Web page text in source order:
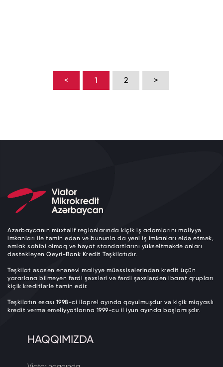
< 1 2 >
Azərbaycanın müxtəlif regionlarında kiçik iş adamlarını maliyyə
imkanları ilə təmin edən və bununla da yeni iş imkanları əldə etmək,
əmlak sahibi olmaq və həyat standartlarını yüksəltməkdə onları
dəstəkləyən Qeyri-Bank Kredit Təşkilatıdır.
Təşkilat əsasən ənənəvi maliyyə müəssisələrindən kredit üçün
yararlana bilməyən fərdi şəxsləri və fərdi şəxslərdən ibarət qrupları
kiçik kreditlərlə təmin edir.
Təşkilatın əsası 1998-ci ilaprel ayında qoyulmuşdur və kiçik miqyaslı
kredit vermə əməliyyatlarına 1999-cu il iyun ayında başlamışdır.
HAQQIMIZDA